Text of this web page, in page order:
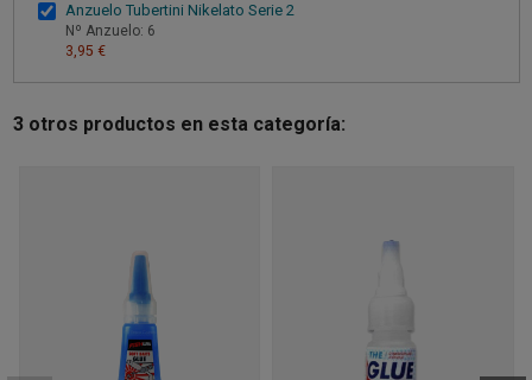
Anzuelo Tubertini Nikelato Serie 2
Nº Anzuelo: 6
3,95 €
3 otros productos en esta categoría: